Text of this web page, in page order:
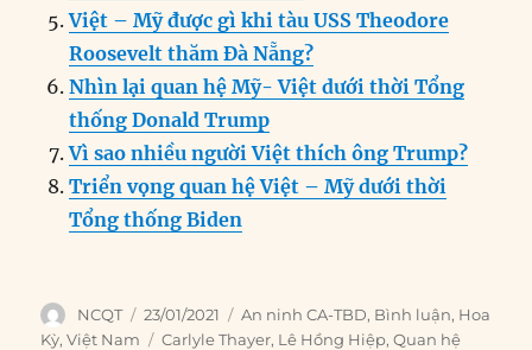
Việt – Mỹ được gì khi tàu USS Theodore
Roosevelt thăm Đà Nẵng?
Nhìn lại quan hệ Mỹ- Việt dưới thời Tổng
thống Donald Trump
Vì sao nhiều người Việt thích ông Trump?
Triển vọng quan hệ Việt – Mỹ dưới thời
Tổng thống Biden
Author
NCQT
Posted
on
23/01/2021 Categories
An ninh CA-TBD, Bình luận, Hoa
Kỳ,Việt Nam Tags
Carlyle Thayer, Lê Hồng Hiệp,Quan hệ